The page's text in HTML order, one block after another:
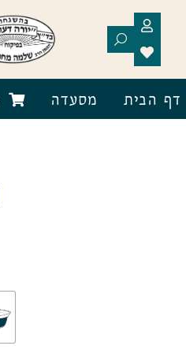
דף הבית מסעדה